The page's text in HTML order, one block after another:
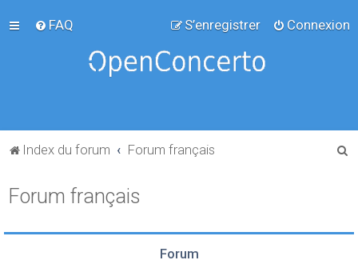
FAQ Connexion
S’enregistrer
Index du forum Forum français
e
Forum français
Forum